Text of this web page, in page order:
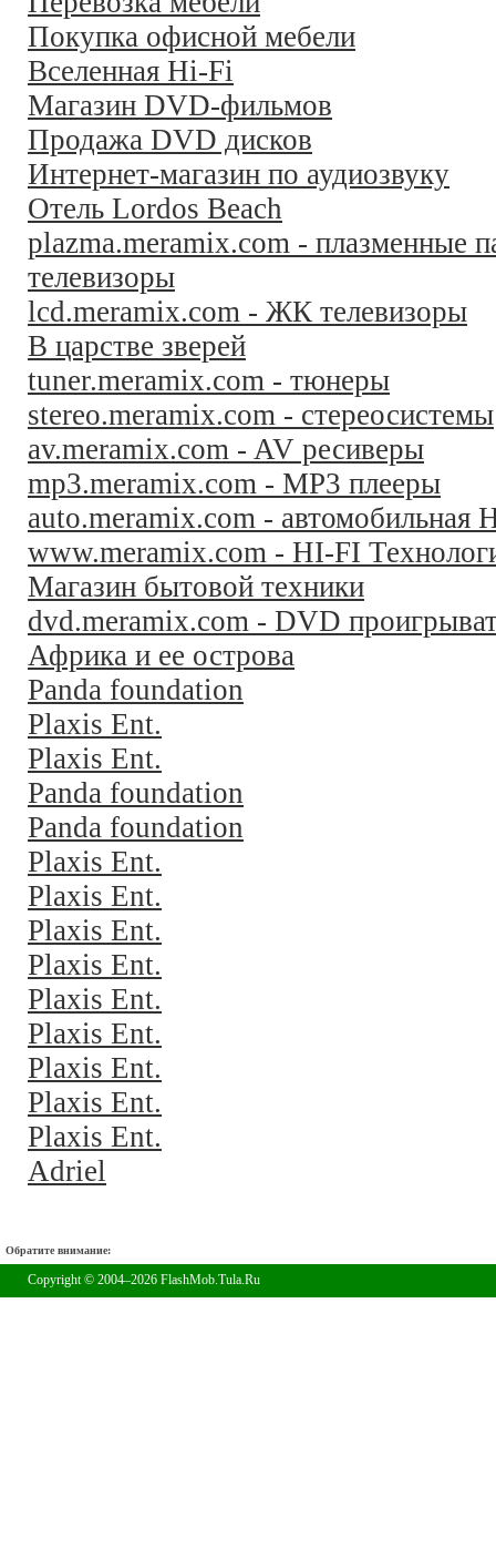
Покупка офисной мебели
Вселенная Hi-Fi
Магазин DVD-фильмов
Продажа DVD дисков
Интернет-магазин по аудиозвуку
Отель Lordos Beach
plazma.meramix.com - плазменные
телевизоры
lcd.meramix.com - ЖК телевизоры
В царстве зверей
tuner.meramix.com - тюнеры
stereo.meramix.com - стереосистемы
av.meramix.com - AV ресиверы
mp3.meramix.com - MP3 плееры
auto.meramix.com - автомобильная
www.meramix.com - HI-FI
Магазин бытовой техники
dvd.meramix.com - DVD
Африка и ее острова
Panda foundation
Plaxis Ent.
Plaxis Ent.
Panda foundation
Panda foundation
Plaxis Ent.
Plaxis Ent.
Plaxis Ent.
Plaxis Ent.
Plaxis Ent.
Plaxis Ent.
Plaxis Ent.
Plaxis Ent.
Plaxis Ent.
Adriel
Обратите внимание:
Copyright © 2004–2026 FlashMob.Tula.Ru